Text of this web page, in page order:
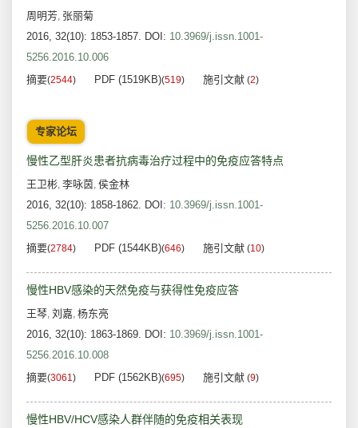
周明芳, 张丽菊
2016, 32(10): 1853-1857. DOI: 10.3969/j.issn.1001-
5256.2016.10.006
摘要(2544) PDF (1519KB)(519) 施引文献 (2)
专家论坛
慢性乙型肝炎患者抗病毒治疗过程中的免疫应答特点
王卫彬, 李咏茵, 侯金林
2016, 32(10): 1858-1862. DOI: 10.3969/j.issn.1001-
5256.2016.10.007
摘要(2784) PDF (1544KB)(646) 施引文献 (10)
慢性HBV感染的天然免疫与获得性免疫应答
王琴, 刘嘉, 杨东亮
2016, 32(10): 1863-1869. DOI: 10.3969/j.issn.1001-
5256.2016.10.008
摘要(3061) PDF (1562KB)(695) 施引文献 (9)
慢性HBV/HCV感染人群伴随的免疫相关表现